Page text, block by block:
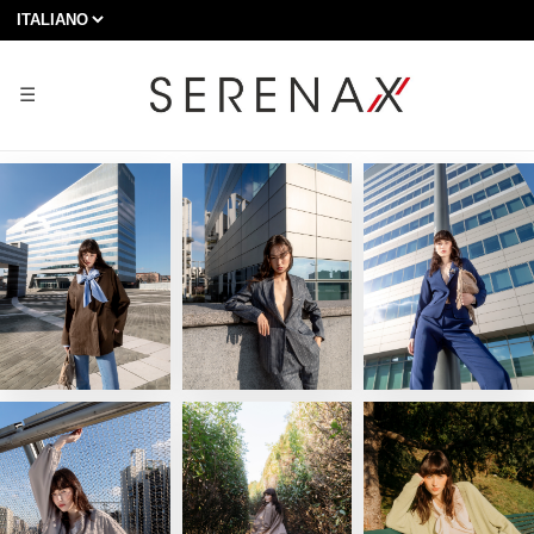
2026 ESTATE PARTE 2
2026 PRIMAVERA/ESTATE
2025 AUTUNNO/INVERNO
☰